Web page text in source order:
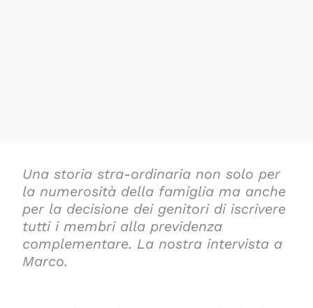
Una storia stra-ordinaria non solo per
la numerosità della famiglia ma anche
per la decisione dei genitori di iscrivere
tutti i membri alla previdenza
complementare. La nostra intervista a
Marco.